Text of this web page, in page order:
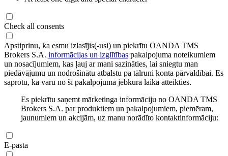
Check all consents
Apstiprinu, ka esmu izlasījis(-usi) un piekrītu OANDA TMS
Brokers S.A. informācijas un izglītības pakalpojuma noteikumiem
un nosacījumiem, kas ļauj ar mani sazināties, lai sniegtu man
piedāvājumu un nodrošinātu atbalstu pa tālruni konta pārvaldībai. Es
saprotu, ka varu no šī pakalpojuma jebkurā laikā atteikties.
Es piekrītu saņemt mārketinga informāciju no OANDA TMS
Brokers S.A. par produktiem un pakalpojumiem, piemēram,
jaunumiem un akcijām, uz manu norādīto kontaktinformāciju:
E-pasta